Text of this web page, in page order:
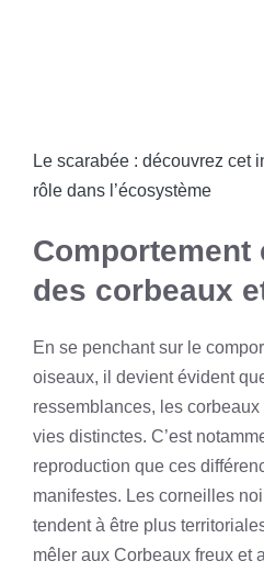
Le scarabée : découvrez cet
rôle dans l’écosystème
Comportement
des corbeaux
En se penchant sur le
oiseaux, il devient évident
ressemblances, les
vies distinctes. C’est
reproduction que ces
manifestes. Les corneilles
tendent à être plus
mêler aux Corbeaux freux et